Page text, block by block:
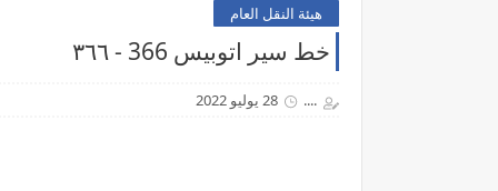
هيئة النقل العام
خط سير اتوبيس 366 - ٣٦٦
.... 28 يوليو 2022